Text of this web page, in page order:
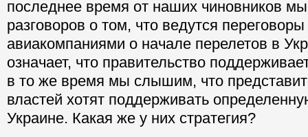
последнее время от наших чиновников
разговоров о том, что ведутся
авиакомпаниями о начале перелетов в
означает, что правительство
в то же время мы слышим, что
властей хотят поддерживать
Украине. Какая же у них стратегия?